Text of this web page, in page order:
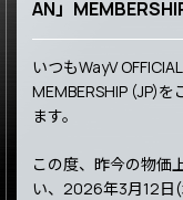
AN」
いつもWayV
MEMBERSHIP (JP)
ます。
この度、昨今の物価
い、2026年3月12日